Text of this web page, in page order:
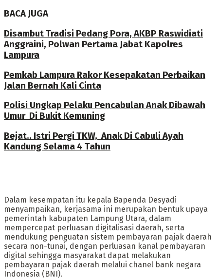
BACA JUGA
Disambut Tradisi Pedang Pora, AKBP Raswidiati
Anggraini, Polwan Pertama Jabat Kapolres
Lampura
Pemkab Lampura Rakor Kesepakatan Perbaikan
Jalan Bernah Kali Cinta
Polisi Ungkap Pelaku Pencabulan Anak Dibawah
Umur Di Bukit Kemuning
Bejat.. Istri Pergi TKW, Anak Di Cabuli Ayah
Kandung Selama 4 Tahun
Dalam kesempatan itu kepala Bapenda Desyadi
menyampaikan, kerjasama ini merupakan bentuk upaya
pemerintah kabupaten Lampung Utara, dalam
mempercepat perluasan digitalisasi daerah, serta
mendukung penguatan sistem pembayaran pajak daerah
secara non-tunai, dengan perluasan kanal pembayaran
digital sehingga masyarakat dapat melakukan
pembayaran pajak daerah melalui chanel bank negara
Indonesia (BNI).